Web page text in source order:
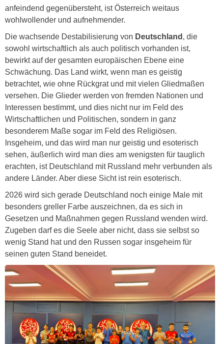
anfeindend gegenübersteht, ist Österreich weitaus
wohlwollender und aufnehmender.
Die wachsende Destabilisierung von Deutschland , die
sowohl wirtschaftlich als auch politisch vorhanden ist,
bewirkt auf der gesamten europäischen Ebene eine
Schwächung. Das Land wirkt, wenn man es geistig
betrachtet, wie ohne Rückgrat und mit vielen Gliedmaßen
versehen. Die Glieder werden von fremden Nationen und
Interessen bestimmt, und dies nicht nur im Feld des
Wirtschaftlichen und Politischen, sondern in ganz
besonderem Maße sogar im Feld des Religiösen.
Insgeheim, und das wird man nur geistig und esoterisch
sehen, äußerlich wird man dies am wenigsten für tauglich
erachten, ist Deutschland mit Russland mehr verbunden als
andere Länder. Aber diese Sicht ist rein esoterisch.
2026 wird sich gerade Deutschland noch einige Male mit
besonders greller Farbe auszeichnen, da es sich in
Gesetzen und Maßnahmen gegen Russland wenden wird.
Zugeben darf es die Seele aber nicht, dass sie selbst so
wenig Stand hat und den Russen sogar insgeheim für
seinen guten Stand beneidet.